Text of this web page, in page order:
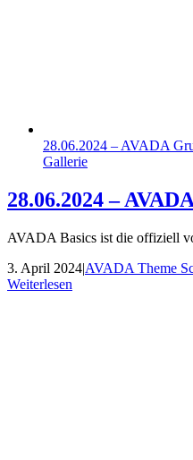
28.06.2024 – AVADA
Gallerie
28.06.2024 –
AVADA Basics ist die offiziell
3. April 2024|AVADA Theme
Weiterlesen